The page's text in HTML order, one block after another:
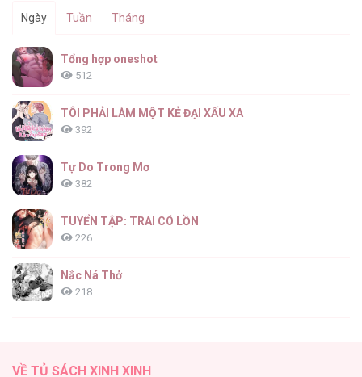
Là Cái Chết [...] – Chap 199
Là Cái Chết [...] – Chap 198
Là Cái Chết [...] – Chap 197
Là Cái Chết [...] – Chap 196
Ngày Tuần Tháng
Tổng hợp oneshot
512
TÔI PHẢI LÀM MỘT KẺ ĐẠI XẤU XA
392
Tự Do Trong Mơ
382
TUYỂN TẬP: TRAI CÓ LỒN
226
Nắc Ná Thở
218
VỀ TỦ SÁCH XINH XINH